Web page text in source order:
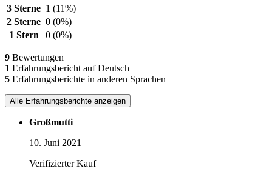
3 Sterne 1 (11%)
2 Sterne 0 (0%)
1 Stern
0 (0%)
9 Bewertungen
1 Erfahrungsbericht auf Deutsch
5 Erfahrungsberichte in anderen Sprachen
Alle Erfahrungsberichte anzeigen
Großmutti
10. Juni 2021
Verifizierter Kauf